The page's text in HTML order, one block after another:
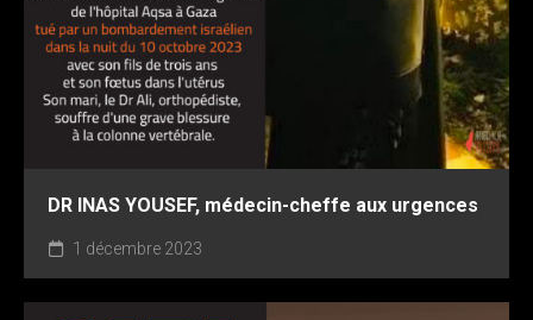
DR INAS YOUSEF, médecin-cheffe aux urgences
1 décembre 2023